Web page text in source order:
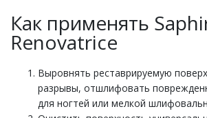
Как применять
Renovatrice
Выровнять реставрируемую
разрывы, отшлифовать
для ногтей или мелкой